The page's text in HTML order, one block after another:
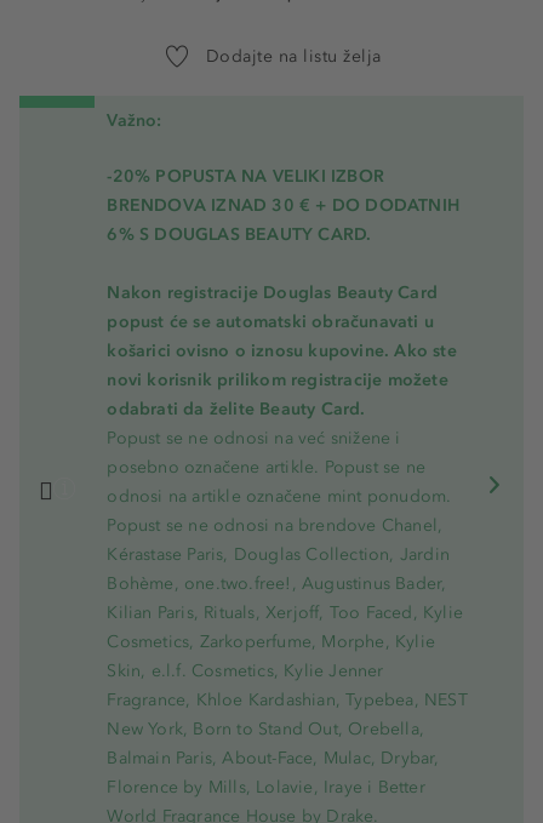
Dodajte na listu želja
Važno:
-20% POPUSTA NA VELIKI IZBOR
BRENDOVA IZNAD 30 € + DO DODATNIH
6% S DOUGLAS BEAUTY CARD.
Nakon registracije Douglas Beauty Card
popust će se automatski obračunavati u
košarici ovisno o iznosu kupovine. Ako ste
novi korisnik prilikom registracije možete
odabrati da želite Beauty Card.
Popust se ne odnosi na već snižene i
posebno označene artikle. Popust se ne
odnosi na artikle označene mint ponudom.
Popust se ne odnosi na brendove Chanel,
Kérastase Paris, Douglas Collection, Jardin
Bohème, one.two.free!, Augustinus Bader,
Kilian Paris, Rituals, Xerjoff, Too Faced, Kylie
Cosmetics, Zarkoperfume, Morphe, Kylie
Skin, e.l.f. Cosmetics, Kylie Jenner
Fragrance, Khloe Kardashian, Typebea, NEST
New York, Born to Stand Out, Orebella,
Balmain Paris, About-Face, Mulac, Drybar,
Florence by Mills, Lolavie, Iraye i Better
World Fragrance House by Drake.